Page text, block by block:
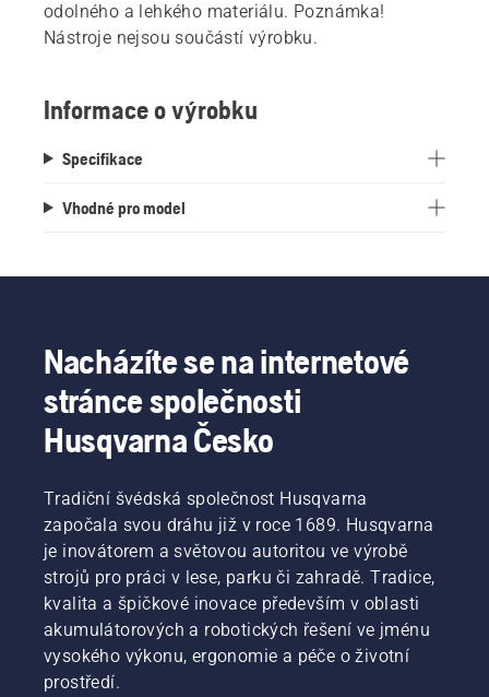
odolného a lehkého materiálu. Poznámka!
Nástroje nejsou součástí výrobku.
Informace o výrobku
Specifikace
Vhodné pro model
Nacházíte se na internetové
stránce společnosti
Husqvarna Česko
Tradiční švédská společnost Husqvarna
započala svou dráhu již v roce 1689. Husqvarna
je inovátorem a světovou autoritou ve výrobě
strojů pro práci v lese, parku či zahradě. Tradice,
kvalita a špičkové inovace především v oblasti
akumulátorových a robotických řešení ve jménu
vysokého výkonu, ergonomie a péče o životní
prostředí.